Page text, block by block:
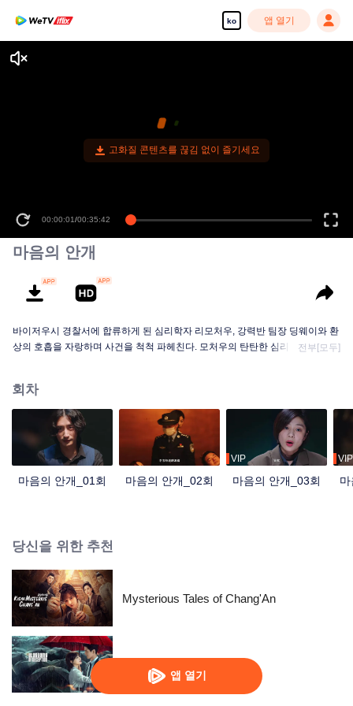
ko 앱 열기
앱 열기
고화질 콘텐츠를 끊김 없이 즐기세요
00:00:01/00:35:42
마음의 안개
바이저우시 경찰서에 합류하게 된 심리학자 리모처우, 강력반 팀장 딩웨이와 환
상의 호흡을 자랑하며 사건을 척척 파헤친다. 모처우의 탄탄한 심리학 지식과
하게 된다!
전부[모두]
회차
마음의 안개_01회 마음의 안개_02회
VIP
마음의 안개_03회
VIP
당신을 위한 추천
Mysterious Tales of Chang'An